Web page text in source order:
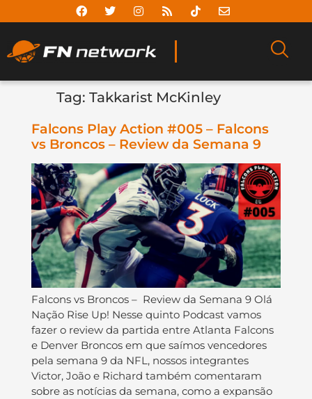
Tag: Takkarist McKinley
Falcons Play Action #005 – Falcons
vs Broncos – Review da Semana 9
Falcons vs Broncos – Review da Semana 9 Olá
Nação Rise Up! Nesse quinto Podcast vamos
fazer o review da partida entre Atlanta Falcons
e Denver Broncos em que saímos vencedores
pela semana 9 da NFL, nossos integrantes
Victor, João e Richard também comentaram
sobre as notícias da semana, como a expansão